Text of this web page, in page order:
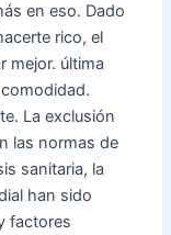
en eso. Dado
rico, el
mejor. última
La exclusión
las normas de
sanitaria, la
han sido
factores